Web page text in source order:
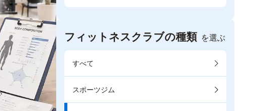
フィットネスクラブの種類 を選ぶ
すべて
スポーツジム